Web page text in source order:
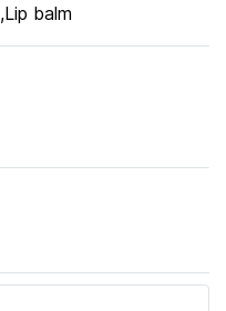
,Lip balm